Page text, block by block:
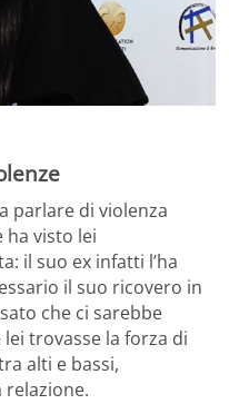
parlare di violenza
ha visto lei
il suo ex infatti l’ha
il suo ricovero in
che ci sarebbe
trovasse la forza di
alti e bassi,
relazione.